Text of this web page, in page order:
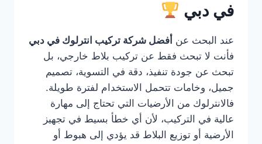
في دبي
عند البحث عن أفضل شركة تركيب انترلوك في دبي
فأنت لا تبحث فقط عن تركيب بلاط خارجي، بل
تبحث عن جودة تنفيذ، دقة في التسوية، تصميم
جميل، وخامات تتحمل الاستخدام لفترة طويلة.
فالانترلوك من الأرضيات التي تحتاج إلى مهارة
عالية في التركيب، لأن أي خطأ بسيط في تجهيز
الأرضية أو توزيع البلاط قد يؤدي إلى هبوط أو